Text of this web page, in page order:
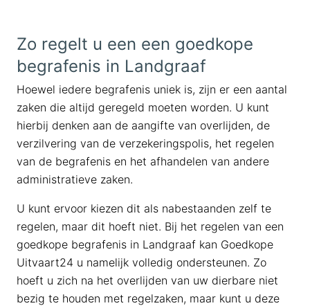
Zo regelt u een een goedkope
begrafenis in Landgraaf
Hoewel iedere begrafenis uniek is, zijn er een aantal
zaken die altijd geregeld moeten worden. U kunt
hierbij denken aan de aangifte van overlijden, de
verzilvering van de verzekeringspolis, het regelen
van de begrafenis en het afhandelen van andere
administratieve zaken.
U kunt ervoor kiezen dit als nabestaanden zelf te
regelen, maar dit hoeft niet. Bij het regelen van een
goedkope begrafenis in Landgraaf kan Goedkope
Uitvaart24 u namelijk volledig ondersteunen. Zo
hoeft u zich na het overlijden van uw dierbare niet
bezig te houden met regelzaken, maar kunt u deze